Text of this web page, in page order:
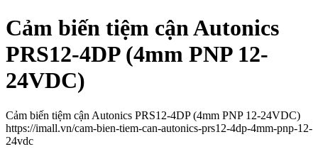
Cảm biến tiệm cận Autonics
PRS12-4DP (4mm PNP 12-
24VDC)
Cảm biến tiệm cận Autonics PRS12-4DP (4mm PNP 12-24VDC)
https://imall.vn/cam-bien-tiem-can-autonics-prs12-4dp-4mm-pnp-12-
24vdc